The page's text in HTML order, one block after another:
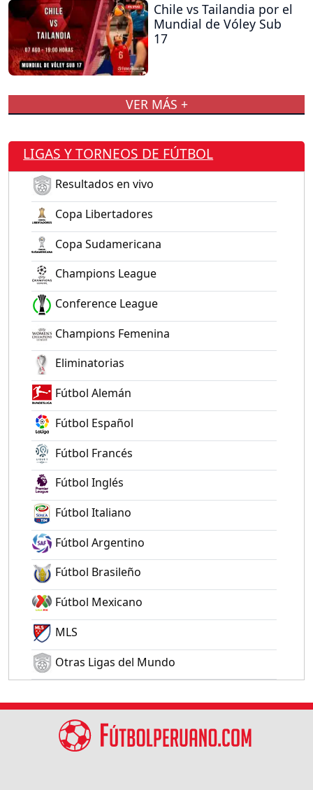
Chile vs Tailandia por el
Mundial de Vóley Sub
17
VER MÁS +
LIGAS Y TORNEOS DE FÚTBOL
Resultados en vivo
Copa Libertadores
Copa Sudamericana
Champions League
Conference League
Champions Femenina
Eliminatorias
Fútbol Alemán
Fútbol Español
Fútbol Francés
Fútbol Inglés
Fútbol Italiano
Fútbol Argentino
Fútbol Brasileño
Fútbol Mexicano
MLS
Otras Ligas del Mundo